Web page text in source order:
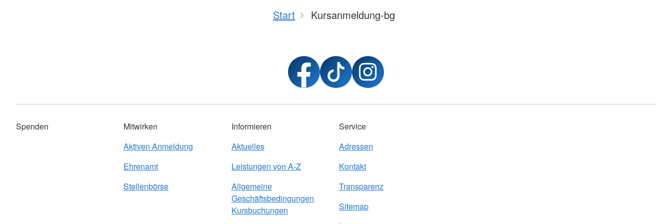
Start Kursanmeldung-bg
Spenden
Mitwirken
Aktiven Anmeldung
Ehrenamt
Stellenbörse
Informieren
Aktuelles
Leistungen von A-Z
Allgemeine
Geschäftsbedingungen
Kursbuchungen
Service
Adressen
Kontakt
Transparenz
Sitemap